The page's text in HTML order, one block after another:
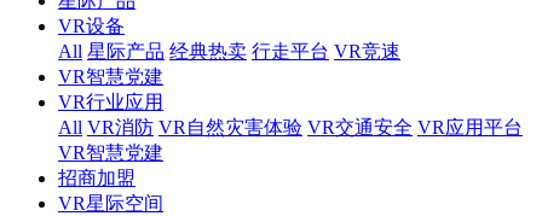
VR设备
All 星际产品 经典热卖 行走平台 VR竞速
VR智慧党建
VR行业应用
All VR消防 VR自然灾害体验 VR交通安全 VR应用平台
VR智慧党建
招商加盟
VR星际空间